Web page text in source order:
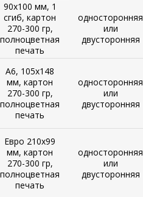
90х100 мм, 1
сгиб, картон
270-300 гр,
полноцветная
печать
односторонняя
или
двусторонняя
А6, 105х148
мм, картон
270-300 гр,
полноцветная
печать
односторонняя
или
двусторонняя
Евро 210х99
мм, картон
270-300 гр,
полноцветная
печать
односторонняя
или
двусторонняя